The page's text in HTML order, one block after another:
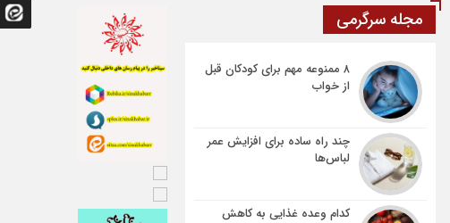
مجله سرگرمی
۸ ممنوعه مهم برای کودکان قبل
از خواب
چند راه ساده برای افزایش عمر
لباس‌ها
کدام وعده غذایی به کاهش